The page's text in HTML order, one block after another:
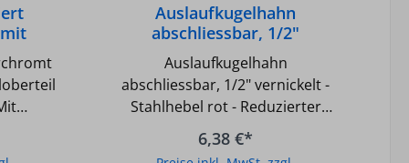
und
Inkl.
-
Auslaufkugelhahn
abschliessbar, 1/2"
vernickelt
Auslaufkugelhahn
abschliessbar, 1/2" vernickelt -
Stahlhebel rot - Reduzierter
Durchgang - Pressmessing
vernickelt - Schlossbohrung-d: 7
6,38 €*